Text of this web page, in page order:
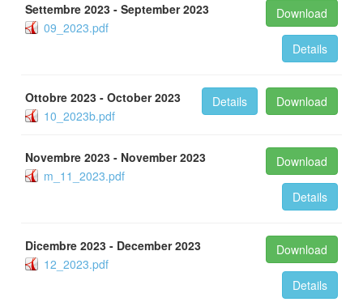
Settembre 2023 - September 2023
09_2023.pdf
Download
Details
Ottobre 2023 - October 2023
10_2023b.pdf
Download
Details
Novembre 2023 - November 2023
m_11_2023.pdf
Download
Details
Dicembre 2023 - December 2023
12_2023.pdf
Download
Details